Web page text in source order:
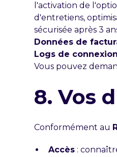
l'activation de
d'entretiens,
sécurisée après 3
Données de
Logs de
Vous pouvez
8. Vos
Conformément au
Accès :